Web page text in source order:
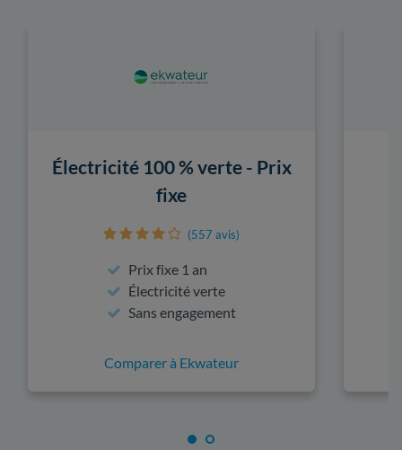
Électricité 100 % verte - Prix
fixe
(557 avis)
Prix fixe 1 an
Électricité verte
Sans engagement
Comparer à Ekwateur